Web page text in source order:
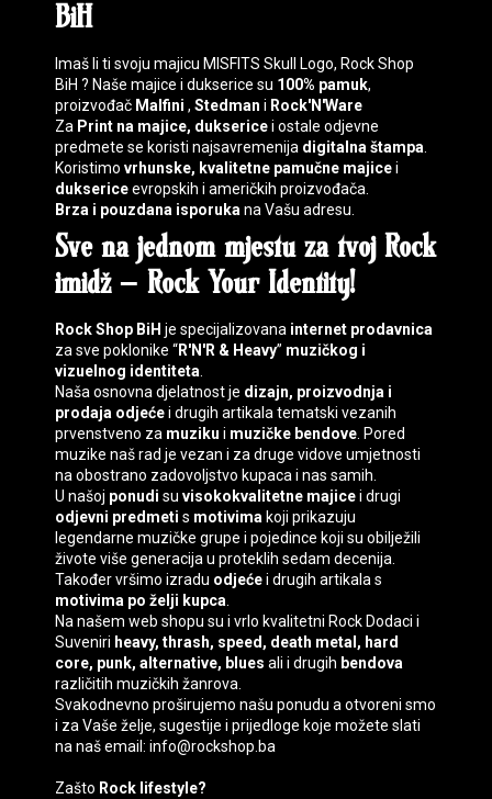
BiH
Imaš li ti svoju majicu MISFITS Skull Logo, Rock Shop
BiH ? Naše majice i dukserice su 100% pamuk,
proizvođač Malfini , Stedman i Rock'N'Ware
Za Print na majice, duksericei ostale odjevne
predmete se koristi najsavremenija digitalna štampa
Koristimo vrhunske, kvalitetne pamučne majicei
duksericeevropskih i američkih proizvođača.
Brza i pouzdana isporuka na Vašu adresu.
Sve na jednom mjestu za tvoj Rock
imidž– Rock Your Identity!
Rock Shop BiH je specijalizovana internet prodavnica
za sve poklonike “R'N'R & Heavy” muzičkog i
vizuelnog identiteta
Naša osnovna djelatnost je dizajn, proizvodnja i
prodaja odjećei drugih artikala tematski vezanih
prvenstveno za muziku i muzičke bendove . Pored
muzike naš rad je vezan i za druge vidove umjetnosti
na obostrano zadovoljstvo kupaca i nas samih.
U našoj ponudi su visokokvalitetne majicei drugi
odjevni predmeti s motivima koji prikazuju
legendarne muzičke grupe i pojedince koji su obilježili
živote više generacija u proteklih sedam decenija.
Također vršimo izradu odjećei drugih artikala s
motivima po želji kupca
Na našem web shopu su i vrlo kvalitetni Rock Dodaci i
Suveniri heavy, thrash, speed, death metal, hard
core, punk, alternative, blues ali i drugih bendova
različitih muzičkih žanrova.
Svakodnevno proširujemo našu ponudu a otvoreni smo
i za Vaše želje, sugestije i prijedloge koje možete slati
na naš email: info@rockshop.ba
Zašto Rock lifestyle?